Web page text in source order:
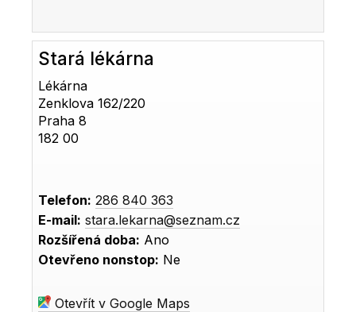
Stará lékárna
Lékárna
Zenklova 162/220
Praha 8
182 00
Telefon: 286 840 363
E-mail: stara.lekarna@seznam.cz
Rozšířená doba: Ano
Otevřeno nonstop: Ne
Otevřít v Google Maps